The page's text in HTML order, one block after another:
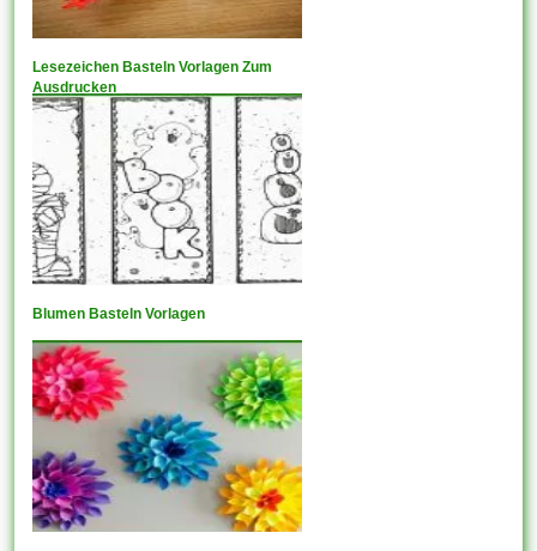
Lesezeichen Basteln Vorlagen Zum
Ausdrucken
Blumen Basteln Vorlagen